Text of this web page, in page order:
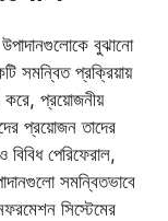
বুঝানো
সমন্বিত প্রক্রিয়ায়
প্রয়োজনীয়
প্রয়োজন তাদের
পেরিফেরাল,
সমন্বিতভাবে
সিস্টেমের